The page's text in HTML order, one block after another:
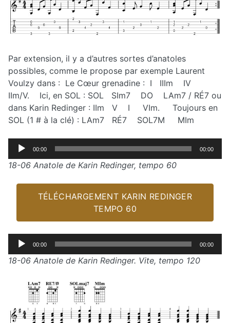
Par extension, il y a d’autres sortes d’anatoles
possibles, comme le propose par exemple Laurent
Voulzy dans : Le Cœur grenadine : I IIIm IV
IIm/V. Ici, en SOL : SOL SIm7 DO LAm7 / RÉ7 ou
dans Karin Redinger : IIm V I VIm. Toujours en
SOL (1 # à la clé) : LAm7 RÉ7 SOL7M MIm
Lecteur
audio
00:00 00:00
18-06 Anatole de Karin Redinger, tempo 60
TÉLÉCHARGEMENT KARIN REDINGER
TEMPO 60
Lecteur
audio
00:00 00:00
18-06 Anatole de Karin Redinger. Vite, tempo 120